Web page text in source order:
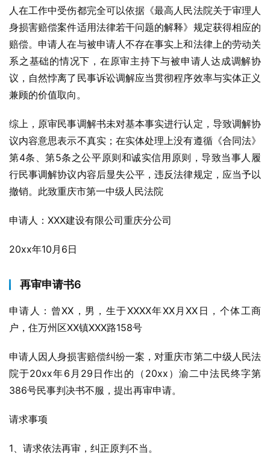
人在工作中受伤都完全可以依据《最高人民法院关于审理人
身损害赔偿案件适用法律若干问题的解释》规定获得相应的
赔偿。申请人在与被申请人不存在事实上和法律上的劳动关
系之基础的情况下，在原审主持下与被申请人达成调解协
议，自然悖离了民事诉讼调解应当贯彻程序效率与实体正义
兼顾的价值取向。
综上，原审民事调解书未对基本事实进行认定，导致调解协
议内容意思表示不真实；在实体处理上没有遵循《合同法》
第4条、第5条之公平原则和诚实信用原则，导致当事人履
行民事调解协议内容后显失公平，违反法律规定，应当予以
撤销。此致重庆市第一中级人民法院
申请人：XXX建设有限公司重庆分公司
20xx年10月6日
再审申请书6
申请人：曾XX，男，生于XXXX年XX月XX日，个体工商
户，住万州区XX镇XXX路158号
申请人因人身损害赔偿纠纷一案，对重庆市第二中级人民法
院于20xx年6月29日作出的（20xx）渝二中法民终字第
386号民事判决书不服，提出再审申请。
请求事项
1、请求依法再审，纠正原判不当。